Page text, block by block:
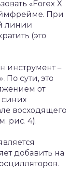
«Fоrеx Х
При
линии
(это
инструмент –
По сути, это
от
восходящего
рис. 4).
добавить на